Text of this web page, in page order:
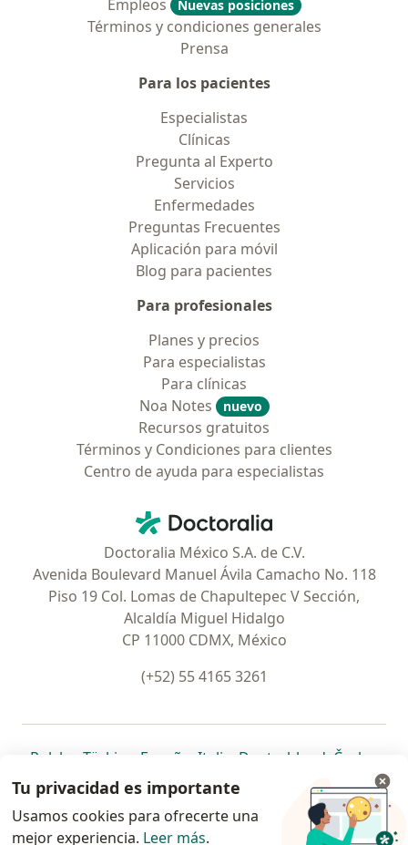
Empleos
Nuevas posiciones
Términos y condiciones generales
Prensa
Para los pacientes
Especialistas
Clínicas
Pregunta al Experto
Servicios
Enfermedades
Preguntas Frecuentes
Aplicación para móvil
Blog para pacientes
Para profesionales
Planes y precios
Para especialistas
Para clínicas
Noa Notes
nuevo
Recursos gratuitos
Términos y Condiciones para clientes
Centro de ayuda para especialistas
Doctoralia - Página de inicio
Doctoralia México S.A. de C.V.
Avenida Boulevard Manuel Ávila Camacho No. 118
Piso 19 Col. Lomas de Chapultepec V Sección,
Alcaldía Miguel Hidalgo
CP 11000 CDMX, México
(+52) 55 4165 3261
Polska se abre en una nueva pestaña
Türkiye se abre en una nueva pestaña
España se abre en una nueva pestaña
Italia se abre en una nueva
Deutschlandse abre en
Česko
Portugal
se abre en una nueva pestaña
México se abre en una nueva pestaña
Chile se abre en una nueva pestaña
Brasil se abre en una nueva
se abre en
se
se abre en una nueva
www.doctoralia.com.mx © 2026 - Encuentra tu
Tu privacidad es importante
Usamos cookies para ofrecerte una
mejor experiencia. Leer más.